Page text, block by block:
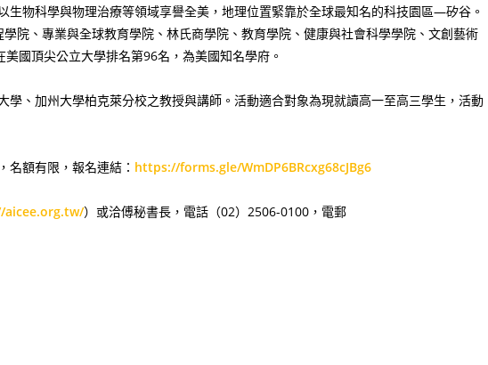
生物科學與物理治療等領域享譽全美，地理位置緊靠於全球最知名的科技園區—矽谷。
院、專業與全球教育學院、林氏商學院、教育學院、健康與社會科學學院、文創藝術
國頂尖公立大學排名第96名，為美國知名學府。
學、加州大學柏克萊分校之教授與講師。活動適合對象為現就讀高一至高三學生，活動
名額有限，報名連結： https://forms.gle/WmDP6BRcxg68cJBg6
）或洽傅秘書長，電話（02）2506-0100，電郵